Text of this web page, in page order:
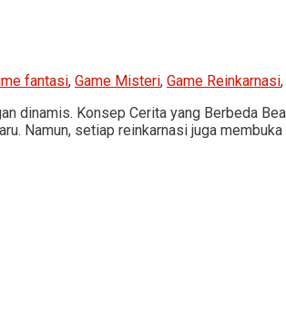
fantasi, Game Misteri, Game Reinkarnasi,
dinamis. Konsep Cerita yang Berbeda
Namun, setiap reinkarnasi juga